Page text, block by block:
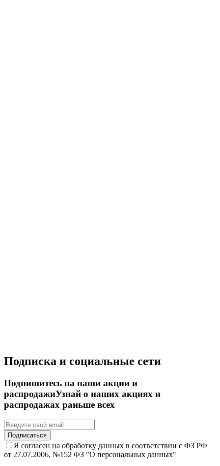
Подписка и социальные сети
Подпишитесь на наши акции и
распродажиУзнай о наших акциях и
распродажах раньше всех
Подписаться
Я согласен на обработку данных в соответствии с ФЗ РФ
от 27.07.2006, №152 ФЗ "О персональных данных"